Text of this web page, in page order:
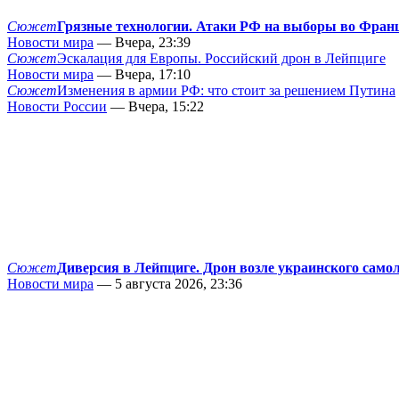
СюжетГрязные технологии. Атаки РФ на выборы во
Новости мира — Вчера, 23:39
СюжетЭскалация для Европы. Российский дрон в Лейпциге
Новости мира — Вчера, 17:10
СюжетИзменения в армии РФ: что стоит за решением Путина
Новости России — Вчера, 15:22
СюжетДиверсия в Лейпциге. Дрон возле украинского
Новости мира — 5 августа 2026, 23:36